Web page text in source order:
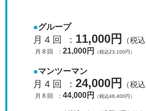
グループ
月 4 回 ： 11,000円 （税
月 8 回 ：21,000円 （税込23,100円）
マンツーマン
月 4 回 ： 24,000円 （税
月 8 回 ：44,000円 （税込48,400円）